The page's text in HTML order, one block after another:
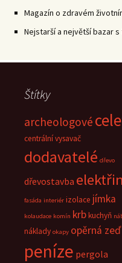
Magazín o zdravém
Nejstarší a největší bazar
Štítky
archeologové
centrální vysavač
dodavatelé dřevo
dřevostavba
fasáda interiér izolace jímka
kolaudace komín krbkuchyň
náklady okapy opěrná zeď
peníze pergola